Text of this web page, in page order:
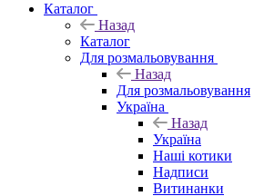
Каталог
Назад
Каталог
Для розмальовування
Назад
Для розмальовування
Україна
Назад
Україна
Наші котики
Надписи
Витинанки